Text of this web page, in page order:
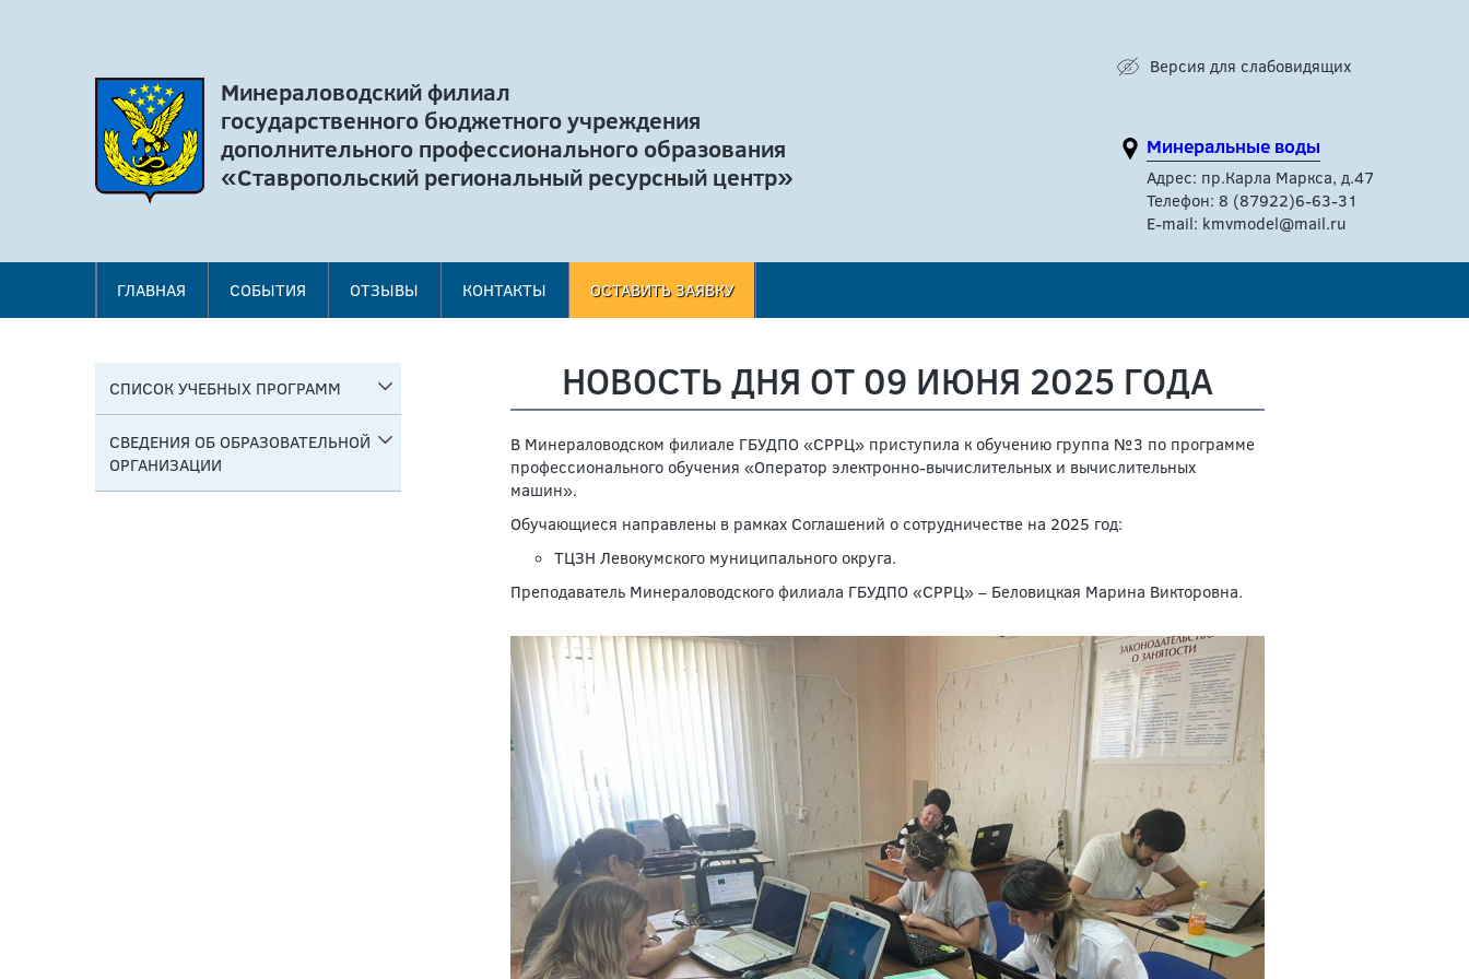
Минераловодский филиал
государственного бюджетного учреждения
дополнительного профессионального образования
«Ставропольский региональный ресурсный центр»
Версия для слабовидящих
Минеральные воды
Адрес: пр.Карла Маркса, д.47
Телефон: 8 (87922)6-63-31
E-mail: kmvmodel@mail.ru
ГЛАВНАЯ СОБЫТИЯ ОТЗЫВЫ КОНТАКТЫ ОСТАВИТЬ ЗАЯВКУ
СПИСОК УЧЕБНЫХ ПРОГРАММ
СВЕДЕНИЯ ОБ ОБРАЗОВАТЕЛЬНОЙ
ОРГАНИЗАЦИИ
НОВОСТЬ ДНЯ ОТ 09 ИЮНЯ 2025 ГОДА
В Минераловодском филиале ГБУДПО «СРРЦ» приступила к обучению группа №3 по программе
профессионального обучения «Оператор электронно-вычислительных и вычислительных
машин».
Обучающиеся направлены в рамках Соглашений о сотрудничестве на 2025 год:
ТЦЗН Левокумского муниципального округа.
Преподаватель Минераловодского филиала ГБУДПО «СРРЦ» – Беловицкая Марина Викторовна.